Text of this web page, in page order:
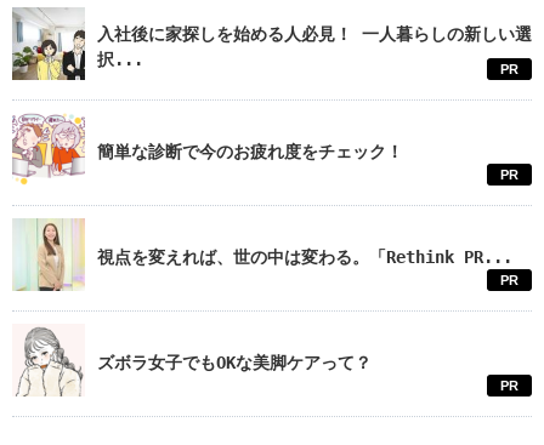
入社後に家探しを始める人必見！ 一人暮らしの新しい選
択...
PR
簡単な診断で今のお疲れ度をチェック！
PR
視点を変えれば、世の中は変わる。「Rethink PR...
PR
ズボラ女子でもOKな美脚ケアって？
PR